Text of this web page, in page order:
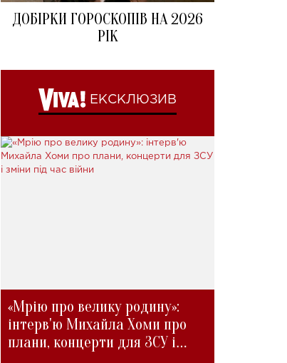
ДОБІРКИ ГОРОСКОПІВ НА 2026
РІК
ЕКСКЛЮЗИВ
«Мрію про велику родину»:
інтерв'ю Михайла Хоми про
плани, концерти для ЗСУ і